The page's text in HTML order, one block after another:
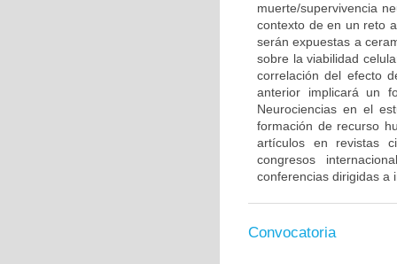
muerte/supervivencia
contexto de en un reto
serán expuestas a
sobre la viabilidad
correlación del efecto
anterior implicará un
Neurociencias en el
formación de recurso
artículos en revistas
congresos
conferencias dirigidas a
Convocatoria